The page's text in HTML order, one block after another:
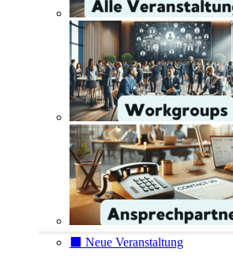
⬛️ Neue Veranstaltung